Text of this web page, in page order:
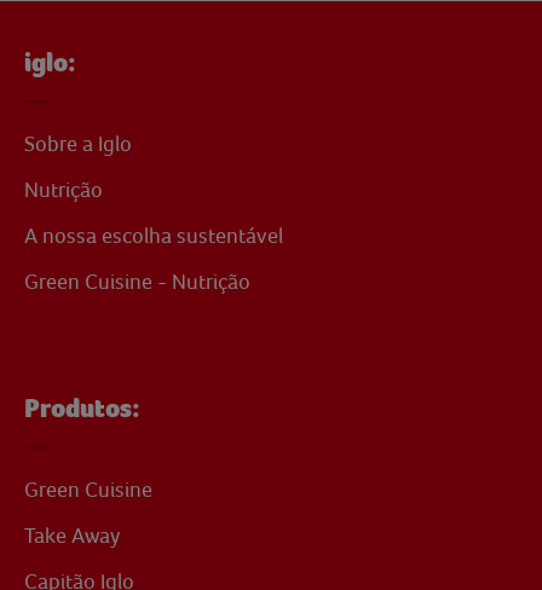
iglo:
Sobre a Iglo
Nutrição
A nossa escolha sustentável
Green Cuisine - Nutrição
Produtos:
Green Cuisine
Take Away
Capitão Iglo